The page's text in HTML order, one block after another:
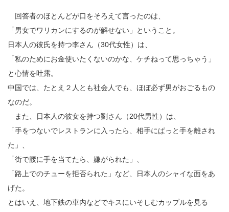
回答者のほとんどが口をそろえて言ったのは、
「男女でワリカンにするのが解せない」ということ。
日本人の彼氏を持つ李さん（30代女性）は、
「私のためにお金使いたくないのかな、ケチねって思っちゃう」
と心情を吐露。
中国では、たとえ２人とも社会人でも、ほぼ必ず男がおごるもの
なのだ。
また、日本人の彼女を持つ劉さん（20代男性）は、
「手をつないでレストランに入ったら、相手にぱっと手を離され
た」、
「街で腰に手を当てたら、嫌がられた」、
「路上でのチューを拒否られた」など、日本人のシャイな面をあ
げた。
とはいえ、地下鉄の車内などでキスにいそしむカップルを見る